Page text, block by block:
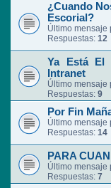
¿Cuando
Escorial?
Último mensaje
Respuestas: 12
Ya Está El
Intranet
Último mensaje
Respuestas: 9
Por Fin
Último mensaje
Respuestas: 14
PARA
Último mensaje
Respuestas: 7